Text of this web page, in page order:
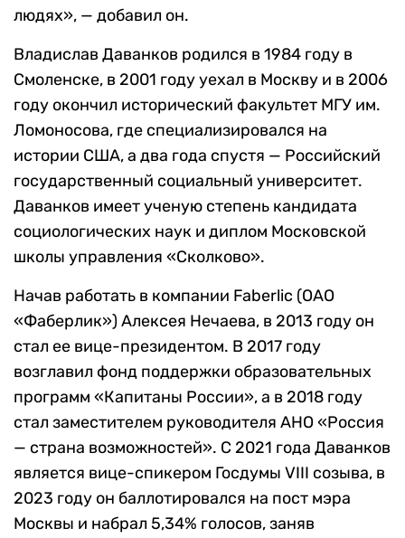
людях», — добавил он.
Владислав Даванков родился в 1984 году в
Смоленске, в 2001 году уехал в Москву и в 2006
году окончил исторический факультет МГУ им.
Ломоносова, где специализировался на
истории США, а два года спустя — Российский
государственный социальный университет.
Даванков имеет ученую степень кандидата
социологических наук и диплом Московской
школы управления «Сколково».
Начав работать в компании Faberlic (ОАО
«Фаберлик») Алексея Нечаева, в 2013 году он
стал ее вице-президентом. В 2017 году
возглавил фонд поддержки образовательных
программ «Капитаны России», а в 2018 году
стал заместителем руководителя АНО «Россия
— страна возможностей». С 2021 года Даванков
является вице-спикером Госдумы VIII созыва, в
2023 году он баллотировался на пост мэра
Москвы и набрал 5,34% голосов, заняв